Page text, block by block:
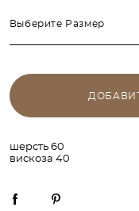
Выберите Размер
шерсть 60
вискоза 40